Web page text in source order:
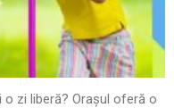
zi liberă? Orașul oferă o